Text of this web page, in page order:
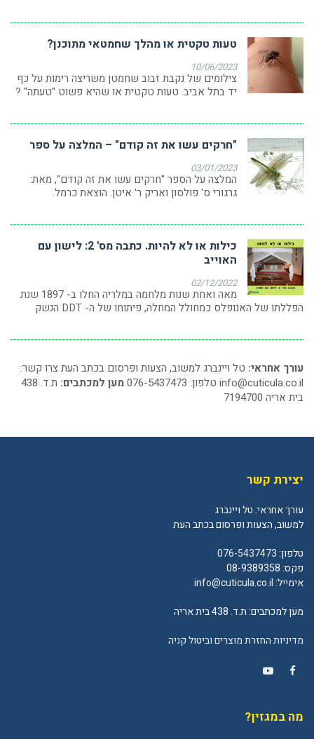
טעות טקטית או מהלך שחמטאי מתוכנן?
10/06/2023
צילומים של נקבת זבוב שחמטן משריצה רימות על כף
יד בתל אביב. טעות טקטית או שהיא פשוט "טעתה" ?
"חרקים עשו את זה קודם" – המלצה על ספר
03/01/2023
המלצה על הספר "חרקים עשו את זה קודם", מאת:
גרגורי ס' פולסון ואריק ר' איטן. הוצאת כרמל.
כילות או לא להיות. כתבה מס' 2: לישון עם
האוייב
02/12/2022
מאה ואחת שנות מלחמה במלריה החלו ב- 1897 שנת
הפללתו של האנופלס כמחולל המחלה, פיתוחו של ה- DDT הנשק
עורך אחראי: טל ויינברג למשוב, הצעות ופרסום בכתב העת צרו קשר:
info@cuticula.co.il טלפון: 076-5437473 מען למכתבים:
ת.ד. 438
בית אריה 7194700
יצירת קשר
עורך אחראי: טל ויינברג
למשוב, הצעות ופרסום בכתב העת
טלפון:076-5437473
פקס: 08-9389358
אימייל:info@cuticula.co.il
מען למכתבים: ת.ד. 438 בית אריה
מדיניות החזרת מוצרים וביטול קניה
מה במגזין?